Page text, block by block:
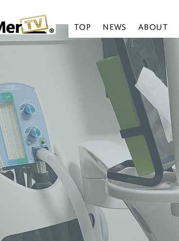
TOP NEWS ABOUT